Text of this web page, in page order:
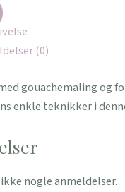
(0)
gouachemaling og
enkle teknikker i
nogle anmeldelser.